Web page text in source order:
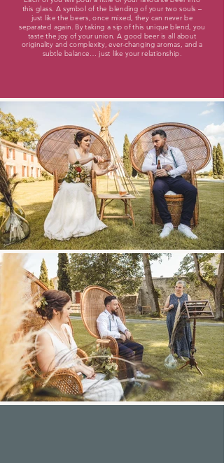
this glass. A symbol of the blending of your two souls –
just like the beers, once mixed, they can never be
separated again. By taking a sip of this unique blend, you
taste the joy of your union. A good beer is all about
originality and complexity, ever-changing aromas, and a
subtle balance… just like your relationship.